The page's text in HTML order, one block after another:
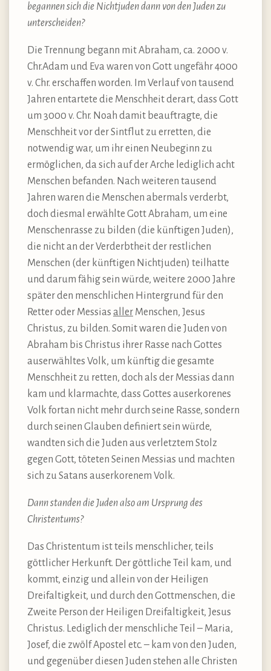
begannen sich die Nichtjuden dann von den Juden zu
unterscheiden?
Die Trennung begann mit Abraham, ca. 2000 v.
Chr.Adam und Eva waren von Gott ungefähr 4000
v. Chr. erschaffen worden. Im Verlauf von tausend
Jahren entartete die Menschheit derart, dass Gott
um 3000 v. Chr. Noah damit beauftragte, die
Menschheit vor der Sintflut zu erretten, die
notwendig war, um ihr einen Neubeginn zu
ermöglichen, da sich auf der Arche lediglich acht
Menschen befanden. Nach weiteren tausend
Jahren waren die Menschen abermals verderbt,
doch diesmal erwählte Gott Abraham, um eine
Menschenrasse zu bilden (die künftigen Juden),
die nicht an der Verderbtheit der restlichen
Menschen (der künftigen Nichtjuden) teilhatte
und darum fähig sein würde, weitere 2000 Jahre
später den menschlichen Hintergrund für den
Retter oder Messias aller Menschen, Jesus
Christus, zu bilden. Somit waren die Juden von
Abraham bis Christus ihrer Rasse nach Gottes
auserwähltes Volk, um künftig die gesamte
Menschheit zu retten, doch als der Messias dann
kam und klarmachte, dass Gottes auserkorenes
Volk fortan nicht mehr durch seine Rasse, sondern
durch seinen Glauben definiert sein würde,
wandten sich die Juden aus verletztem Stolz
gegen Gott, töteten Seinen Messias und machten
sich zu Satans auserkorenem Volk.
Dann standen die Juden also am Ursprung des
Christentums?
Das Christentum ist teils menschlicher, teils
göttlicher Herkunft. Der göttliche Teil kam, und
kommt, einzig und allein von der Heiligen
Dreifaltigkeit, und durch den Gottmenschen, die
Zweite Person der Heiligen Dreifaltigkeit, Jesus
Christus. Lediglich der menschliche Teil – Maria,
Josef, die zwölf Apostel etc. – kam von den Juden,
und gegenüber diesen Juden stehen alle Christen